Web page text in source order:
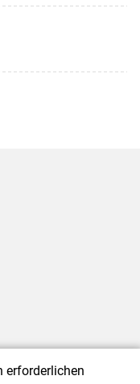
erforderlichen